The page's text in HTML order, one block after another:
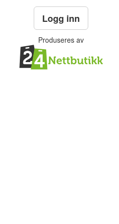
Logg inn
Produseres av